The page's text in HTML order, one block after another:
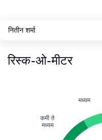
नितीन शर्मा
रिस्क-ओ-मीटर
कमी ते
मध्यम
मध्यम